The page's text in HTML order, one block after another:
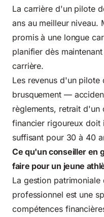
La carrière d'un pilote
ans au meilleur niveau.
promis à une longue
planifier dès
carrière.
Les revenus d'un pilote
brusquement —
règlements, retrait d'un
financier rigoureux doit
suffisant pour 30 à 40
Ce qu'un conseiller en
faire pour un jeune
La gestion patrimoniale
professionnel est une
compétences